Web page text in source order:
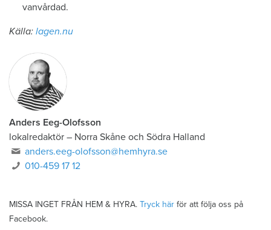
vanvårdad.
Källa: lagen.nu
Anders Eeg-Olofsson
lokalredaktör – Norra Skåne och Södra Halland
anders.eeg-olofsson@hemhyra.se
010-459 17 12
MISSA INGET FRÅN HEM & HYRA. Tryck här för att följa oss på
Facebook.